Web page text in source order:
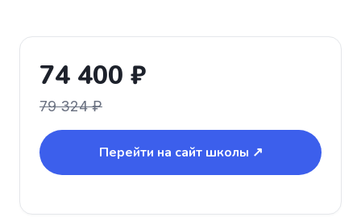
74 400 ₽
79 324 ₽
Перейти на сайт школы ↗